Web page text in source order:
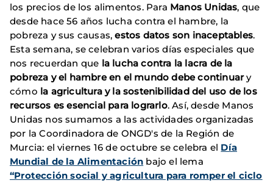
los precios de los alimentos. Para Manos Unidas, que
desde hace 56 años lucha contra el hambre, la
pobreza y sus causas,estos datos son inaceptables.
Esta semana, se celebran varios días especiales que
nos recuerdan que la lucha contra la lacra de la
pobreza y el hambre en el mundo debe continuary
cómo la agricultura y la sostenibilidad del uso de los
recursos es esencial para lograrlo. Así, desde Manos
Unidas nos sumamos a las actividades organizadas
por la Coordinadora de ONGD's de la Región de
Murcia: el viernes 16 de octubre se celebra el Día
Mundial de la Alimentación bajo el lema
“Protección social y agricultura para romper el ciclo